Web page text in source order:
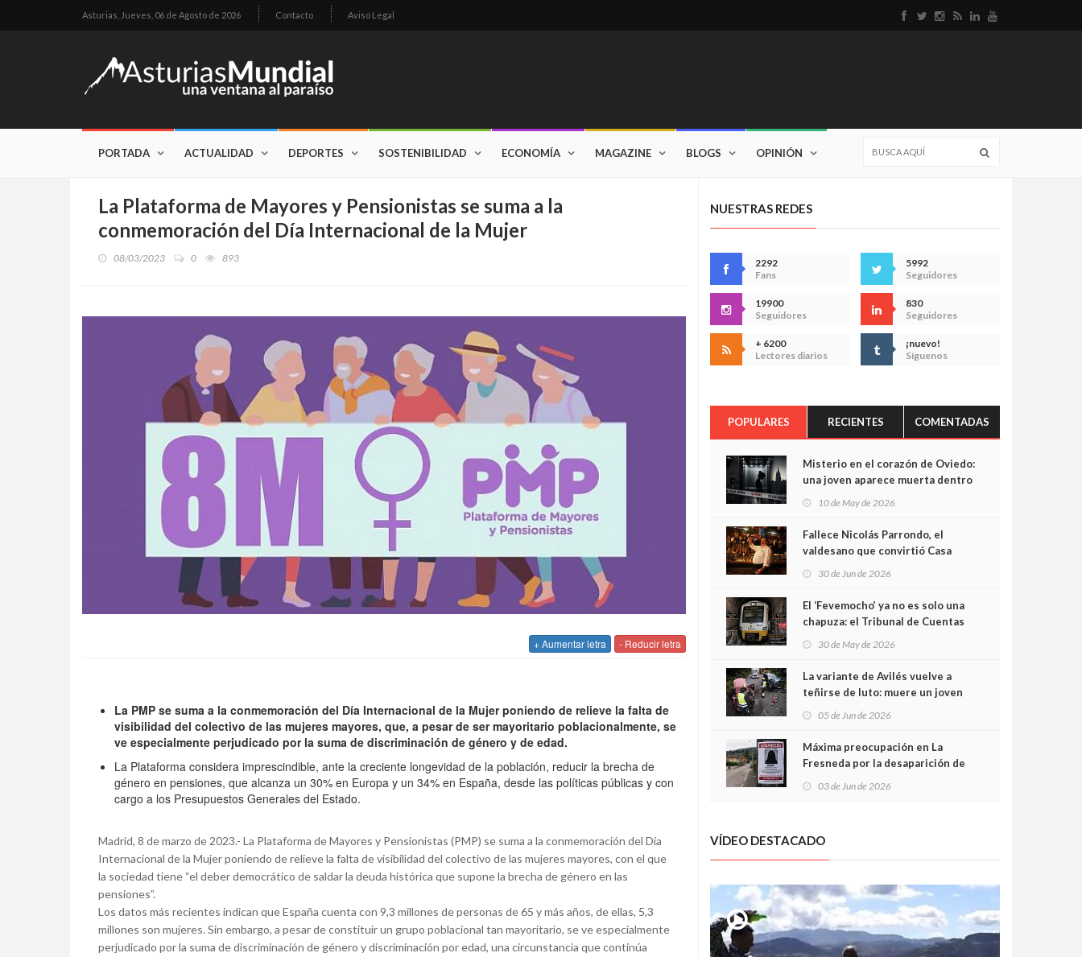
Asturias, Jueves, 06 de Agosto de 2026 Contacto Aviso Legal
PORTADA ACTUALIDAD DEPORTES SOSTENIBILIDAD ECONOMÍA MAGAZINE BLOGS OPINIÓN
La Plataforma de Mayores y Pensionistas se suma a la
conmemoración del Día Internacional de la Mujer
08/03/2023 0 893
+ Aumentar letra - Reducir letra
La PMP se suma a la conmemoración del Día Internacional de la Mujer poniendo de relieve la falta de
visibilidad del colectivo de las mujeres mayores, que, a pesar de ser mayoritario poblacionalmente, se
ve especialmente perjudicado por la suma de discriminación de género y de edad.
La Plataforma considera imprescindible, ante la creciente longevidad de la población, reducir la brecha de
género en pensiones, que alcanza un 30% en Europa y un 34% en España, desde las políticas públicas y con
cargo a los Presupuestos Generales del Estado.
Madrid, 8 de marzo de 2023.- La Plataforma de Mayores y Pensionistas (PMP) se suma a la conmemoración del Día
Internacional de la Mujer poniendo de relieve la falta de visibilidad del colectivo de las mujeres mayores, con el que
la sociedad tiene “el deber democrático de saldar la deuda histórica que supone la brecha de género en las
pensiones”.
Los datos más recientes indican que España cuenta con 9,3 millones de personas de 65 y más años, de ellas, 5,3
millones son mujeres. Sin embargo, a pesar de constituir un grupo poblacional tan mayoritario, se ve especialmente
perjudicado por la suma de discriminación de género y discriminación por edad, una circunstancia que continúa
NUESTRAS REDES
2292
Fans
5992
Seguidores
19900
Seguidores
830
Seguidores
+ 6200
Lectores diarios
¡nuevo!
Síguenos
POPULARES RECIENTES COMENTADAS
Misterio en el corazón de Oviedo:
una joven aparece muerta dentro
cámaras captan sus últimos
minutos
10 de May de 2026
Fallece Nicolás Parrondo, el
valdesano que convirtió Casa
30 de Jun de 2026
El ‘Fevemocho’ ya no es solo una
chapuza: el Tribunal de Cuentas
sobrecoste de los trenes que no
cabían por los túneles
30 de May de 2026
La variante de Avilés vuelve a
teñirse de luto: muere un joven
05 de Jun de 2026
Máxima preocupación en La
Fresneda por la desaparición de
03 de Jun de 2026
VÍDEO DESTACADO